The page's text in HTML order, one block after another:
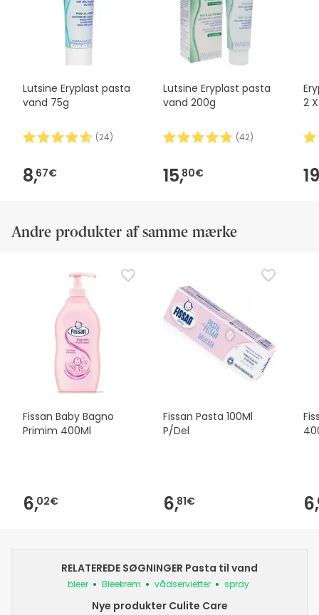
Lutsine Eryplast pasta
vand 75g
(24)
8,67€
Lutsine Eryplast pasta
vand 200g
(42)
15,80€
2
Andre produkter af samme mærke
Fissan Baby Bagno
Primim 400Ml
6,02€
Fissan Pasta 100Ml
P/Del
6,81€ 6,
RELATEREDE SØGNINGER Pasta til vand
bleer Bleekrem vådservietter spray
Nye produkter Culite Care